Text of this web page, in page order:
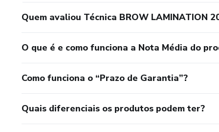
Quem avaliou Técnica BROW LAMINATION
O que é e como funciona a Nota Média do
Como funciona o “Prazo de Garantia”?
Quais diferenciais os produtos podem ter?